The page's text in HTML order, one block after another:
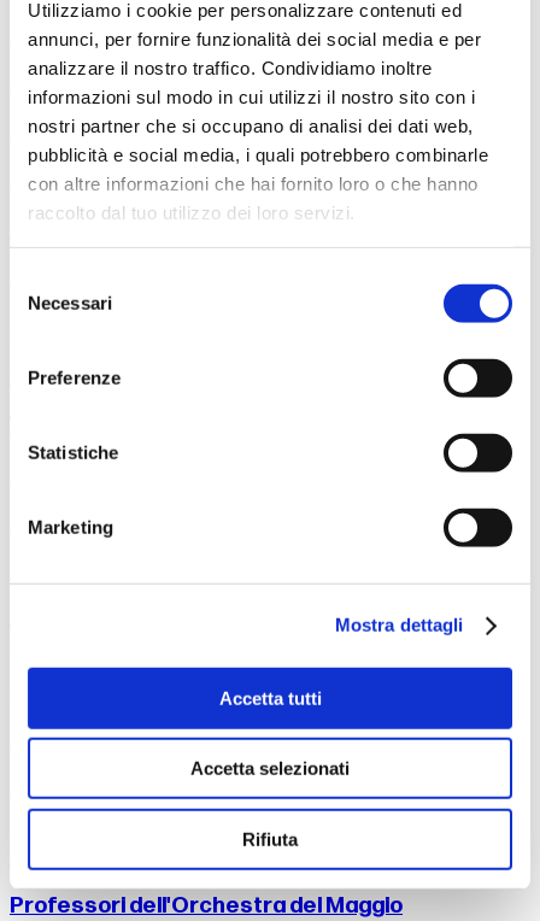
Utilizziamo i cookie per personalizzare contenuti ed
annunci, per fornire funzionalità dei social media e per
analizzare il nostro traffico. Condividiamo inoltre
informazioni sul modo in cui utilizzi il nostro sito con i
nostri partner che si occupano di analisi dei dati web,
pubblicità e social media, i quali potrebbero combinarle
con altre informazioni che hai fornito loro o che hanno
raccolto dal tuo utilizzo dei loro servizi.
delNecessari
Preferenze
Statistiche
Marketing
Mostra dettagli
Accetta tutti
Accetta selezionati
Rifiuta
Professori dell'Orchestra del Maggio
10 settembre 2026
Prokof’ev - Pierino e il lupo
Salvatore Percacciolo, direttore Drusilla Foer, voce narrante
13 settembre 2026
dal 25 al 26 settembre 2026
Alessandro Serra - Nell’ambito del festival Fabbrica Europa
Mahler - Sinfonia n. 2
Professori dell'Orchestra del Maggio